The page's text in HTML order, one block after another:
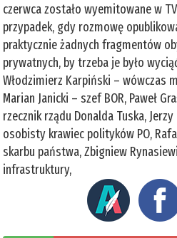
czerwca zostało wyemitowane w
przypadek, gdy rozmowę
praktycznie żadnych fragmentów
prywatnych, by trzeba je było
Włodzimierz Karpiński – wówczas
Marian Janicki – szef BOR, Paweł
rzecznik rządu Donalda Tuska,
osobisty krawiec polityków PO,
skarbu państwa, Zbigniew
infrastruktury,